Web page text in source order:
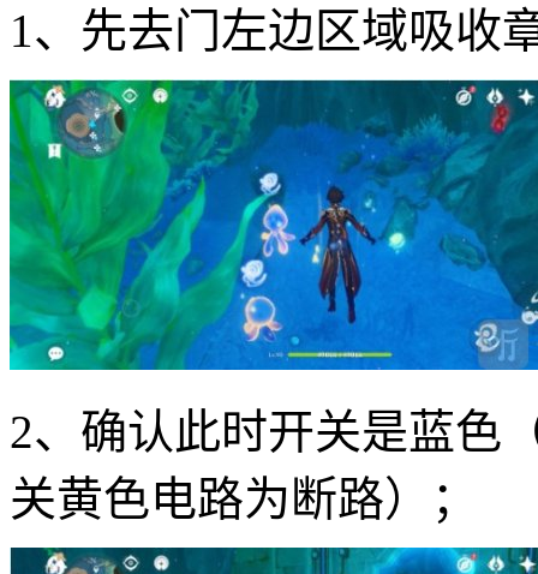
1、先去门左边区域吸收
2、确认此时开关是蓝色
关黄色电路为断路）；